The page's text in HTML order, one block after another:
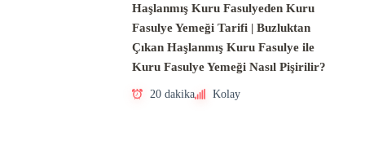
Haşlanmış Kuru Fasulyeden Kuru
Fasulye Yemeği Tarifi | Buzluktan
Çıkan Haşlanmış Kuru Fasulye ile
Kuru Fasulye Yemeği Nasıl Pişirilir?
20 dakika Kolay